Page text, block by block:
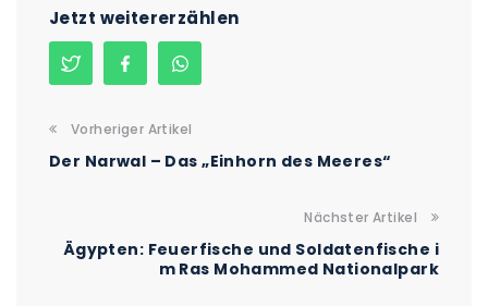
Jetzt weitererzählen
Vorheriger Artikel
Der Narwal – Das „Einhorn des Meeres“
Nächster Artikel
Ägypten: Feuerfische und Soldatenfische i
m Ras Mohammed Nationalpark